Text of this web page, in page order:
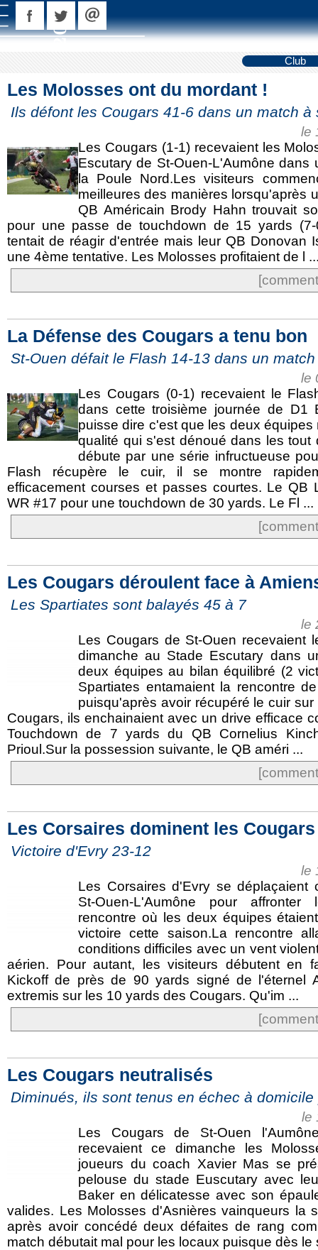
Club
Les Molosses ont du mordant !
Ils défont les Cougars 41-6 dans un match à
le
Les Cougars (1-1) recevaient les
Escutary de St-Ouen-L'Aumône dans
la Poule Nord.Les visiteurs
meilleures des manières lorsqu'après
QB Américain Brody Hahn trouvait
pour une passe de touchdown de 15 yards (7-
tentait de réagir d'entrée mais leur QB Donovan
une 4ème tentative. Les Molosses profitaient de l
La Défense des Cougars a tenu bon
St-Ouen défait le Flash 14-13 dans un
le
Les Cougars (0-1) recevaient le
dans cette troisième journée de
puisse dire c'est que les deux
qualité qui s'est dénoué dans les tout
débute par une série infructueuse
Flash récupère le cuir, il se montre
efficacement courses et passes courtes. Le QB
WR #17 pour une touchdown de 30 yards. Le Fl ...
Les Cougars déroulent face à
Les Spartiates sont balayés 45 à 7
le
Les Cougars de St-Ouen recevaient
dimanche au Stade Escutary dans
deux équipes au bilan équilibré (2
Spartiates entamaient la rencontre
puisqu'après avoir récupéré le cuir
Cougars, ils enchainaient avec un drive efficace
Touchdown de 7 yards du QB Cornelius
Prioul.Sur la possession suivante, le QB améri ...
Les Corsaires dominent les Cougars
Victoire d'Evry 23-12
le
Les Corsaires d'Evry se déplaçaient
St-Ouen-L'Aumône pour
rencontre où les deux équipes
victoire cette saison.La rencontre
conditions difficiles avec un vent
aérien. Pour autant, les visiteurs débutent en
Kickoff de près de 90 yards signé de l'éternel
extremis sur les 10 yards des Cougars. Qu'im ...
Les Cougars neutralisés
Diminués, ils sont tenus en échec à
le
Les Cougars de St-Ouen
recevaient ce dimanche les
joueurs du coach Xavier Mas se
pelouse du stade Euscutary avec
Baker en délicatesse avec son
valides. Les Molosses d'Asnières vainqueurs la
après avoir concédé deux défaites de rang
match débutait mal pour les locaux puisque dès le